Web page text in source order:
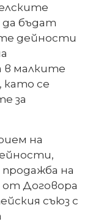
да бъдат
дейности
в малките
като се
за
на
на
Договора
съюз с